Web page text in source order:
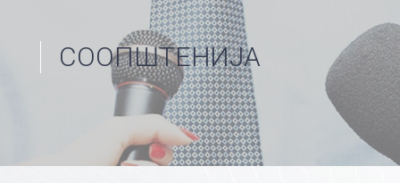
СООПШТЕНИЈА